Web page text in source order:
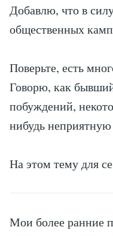
Добавлю, что в
общественных
Поверьте, есть
Говорю, как
побуждений,
нибудь
На этом тему для
Мои более ранние